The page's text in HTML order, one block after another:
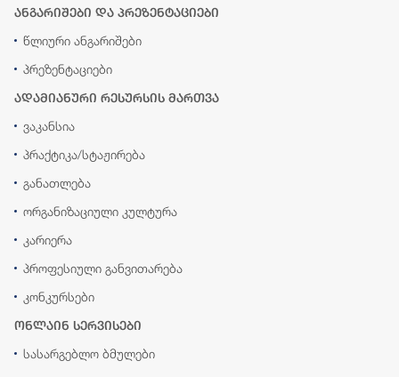
ანგარიშები და პრეზენტაციები
წლიური ანგარიშები
პრეზენტაციები
ადამიანური რესურსის მართვა
ვაკანსია
პრაქტიკა/სტაჟირება
განათლება
ორგანიზაციული კულტურა
კარიერა
პროფესიული განვითარება
კონკურსები
ონლაინ სერვისები
სასარგებლო ბმულები